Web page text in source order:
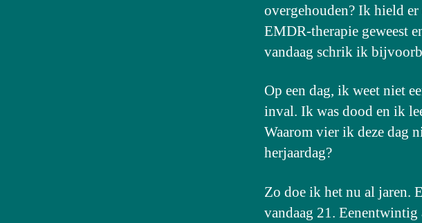
overgehouden? Ik hield
EMDR-therapie geweest
vandaag schrik ik
Op een dag, ik weet niet
inval. Ik was dood en ik
Waarom vier ik deze dag
herjaardag?
Zo doe ik het nu al jaren.
vandaag 21.